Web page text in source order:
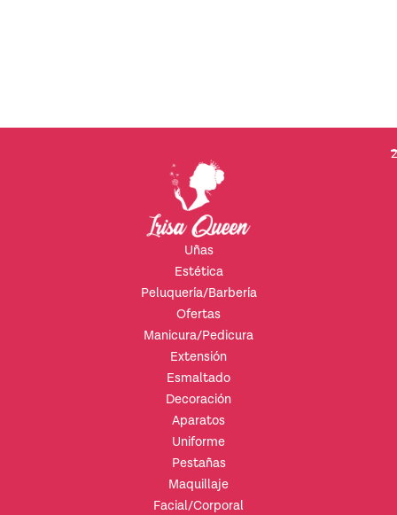
Uñas
Estética
Peluquería/Barbería
Ofertas
Manicura/Pedicura
Extensión
Esmaltado
Decoración
Aparatos
Uniforme
Pestañas
Maquillaje
Facial/Corporal